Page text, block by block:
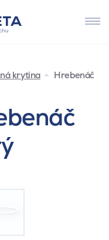
krytina Hrebenáč